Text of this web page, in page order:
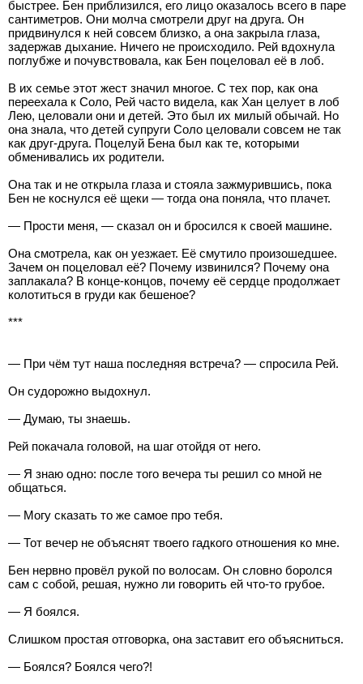
быстрее. Бен приблизился, его лицо оказалось всего в паре
сантиметров. Они молча смотрели друг на друга. Он
придвинулся к ней совсем близко, а она закрыла глаза,
задержав дыхание. Ничего не происходило. Рей вдохнула
поглубже и почувствовала, как Бен поцеловал её в лоб.
В их семье этот жест значил многое. С тех пор, как она
переехала к Соло, Рей часто видела, как Хан целует в лоб
Лею, целовали они и детей. Это был их милый обычай. Но
она знала, что детей супруги Соло целовали совсем не так
как друг-друга. Поцелуй Бена был как те, которыми
обменивались их родители.
Она так и не открыла глаза и стояла зажмурившись, пока
Бен не коснулся её щеки — тогда она поняла, что плачет.
— Прости меня, — сказал он и бросился к своей машине.
Она смотрела, как он уезжает. Её смутило произошедшее.
Зачем он поцеловал её? Почему извинился? Почему она
заплакала? В конце-концов, почему её сердце продолжает
колотиться в груди как бешеное?
***
— При чём тут наша последняя встреча? — спросила Рей.
Он судорожно выдохнул.
— Думаю, ты знаешь.
Рей покачала головой, на шаг отойдя от него.
— Я знаю одно: после того вечера ты решил со мной не
общаться.
— Могу сказать то же самое про тебя.
— Тот вечер не объяснят твоего гадкого отношения ко мне.
Бен нервно провёл рукой по волосам. Он словно боролся
сам с собой, решая, нужно ли говорить ей что-то грубое.
— Я боялся.
Слишком простая отговорка, она заставит его объясниться.
— Боялся? Боялся чего?!